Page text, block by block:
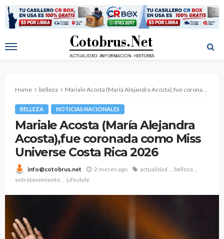
Home belleza Mariale Acosta (María Alejandra Acosta),fue coronada como Miss Universe Costa Rica 2026
BELLEZA NOTICIAS NACIONALES
Mariale Acosta (María Alejandra
Acosta),fue coronada como Miss
Universe Costa Rica 2026
info@cotobrus.net 2 meses ago actualidad
belleza
entretenimiento
Lifestyle